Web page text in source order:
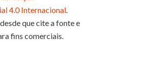
4.0 Internacional.
que cite a fonte e
fins comerciais.